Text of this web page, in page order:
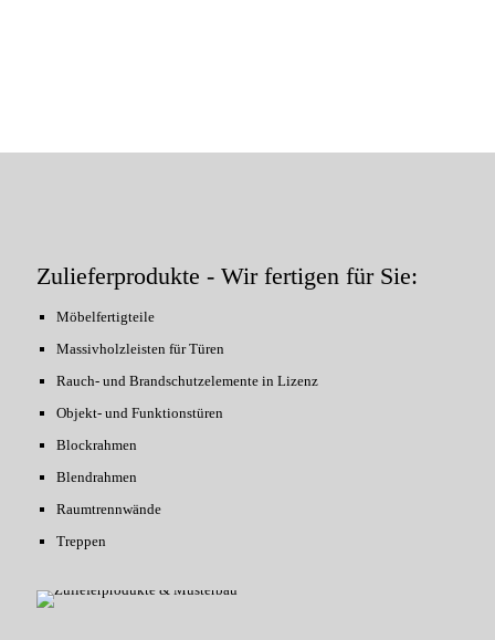
Zulieferprodukte - Wir fertigen für Sie:
Möbelfertigteile
Massivholzleisten für Türen
Rauch- und Brandschutzelemente in Lizenz
Objekt- und Funktionstüren
Blockrahmen
Blendrahmen
Raumtrennwände
Treppen